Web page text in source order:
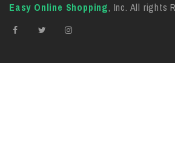
Easy Online Shopping, Inc. All rights